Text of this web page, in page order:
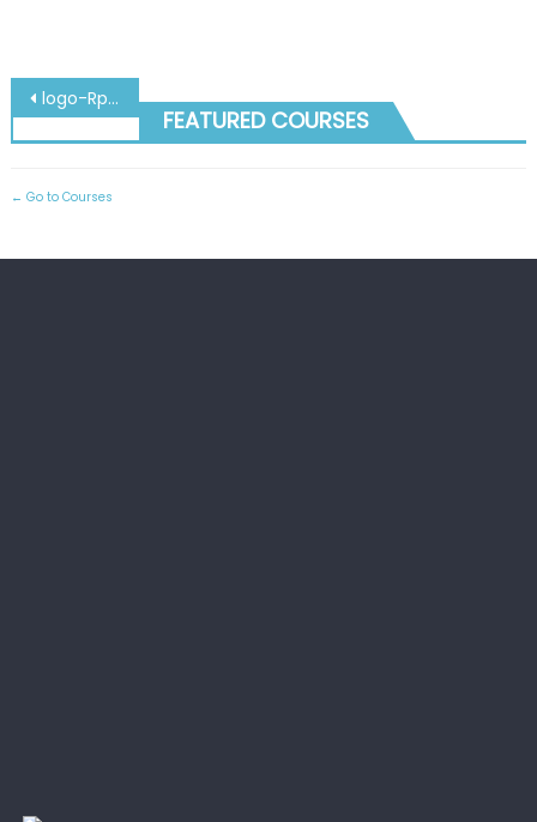
Navegación
de
entradas
logo-RpFARMA
FEATURED COURSES
Go to Courses